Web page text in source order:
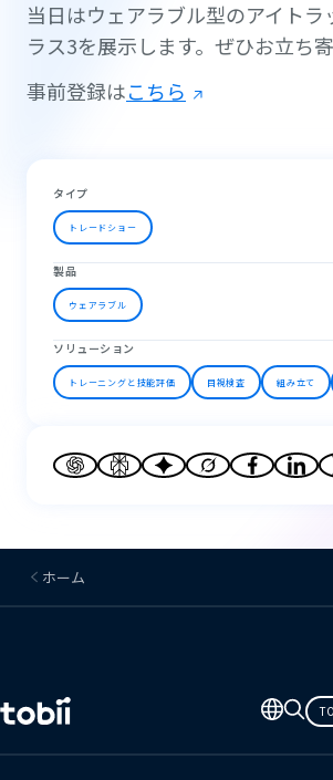
当日はウェアラブル型のアイト
ラス3を展示します。ぜひお立ち
事前登録はこちら
タイプ
トレードショー
製品
ウェアラブル
ソリューション
トレーニングと技能評価 目視検査 組み立て
ホーム
言
語
の